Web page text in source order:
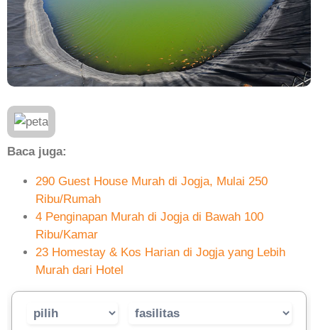
Baca juga:
290 Guest House Murah di Jogja, Mulai 250
Ribu/Rumah
4 Penginapan Murah di Jogja di Bawah 100
Ribu/Kamar
23 Homestay & Kos Harian di Jogja yang Lebih
Murah dari Hotel